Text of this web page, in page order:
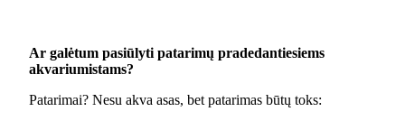
Ar galėtum pasiūlyti patarimų pradedantiesiems
akvariumistams?
Patarimai? Nesu akva asas, bet patarimas būtų toks: